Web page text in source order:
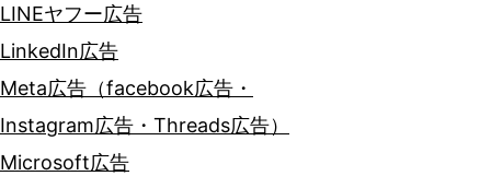
LINEヤフー広告
LinkedIn広告
Meta広告（facebook広告・
Instagram広告・Threads広告）
Microsoft広告